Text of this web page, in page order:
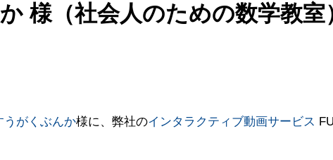
様（社会人のための数学教室
うがくぶんか様に、弊社のインタラクティブ動画サービス